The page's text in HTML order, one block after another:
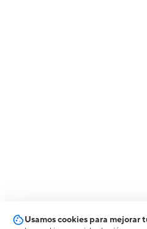
Usamos cookies para mejorar